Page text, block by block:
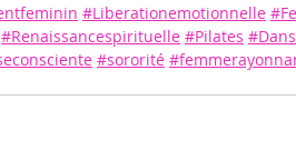
#Liberationemotionnelle
#Renaissancespirituelle #Pilates
#sororité